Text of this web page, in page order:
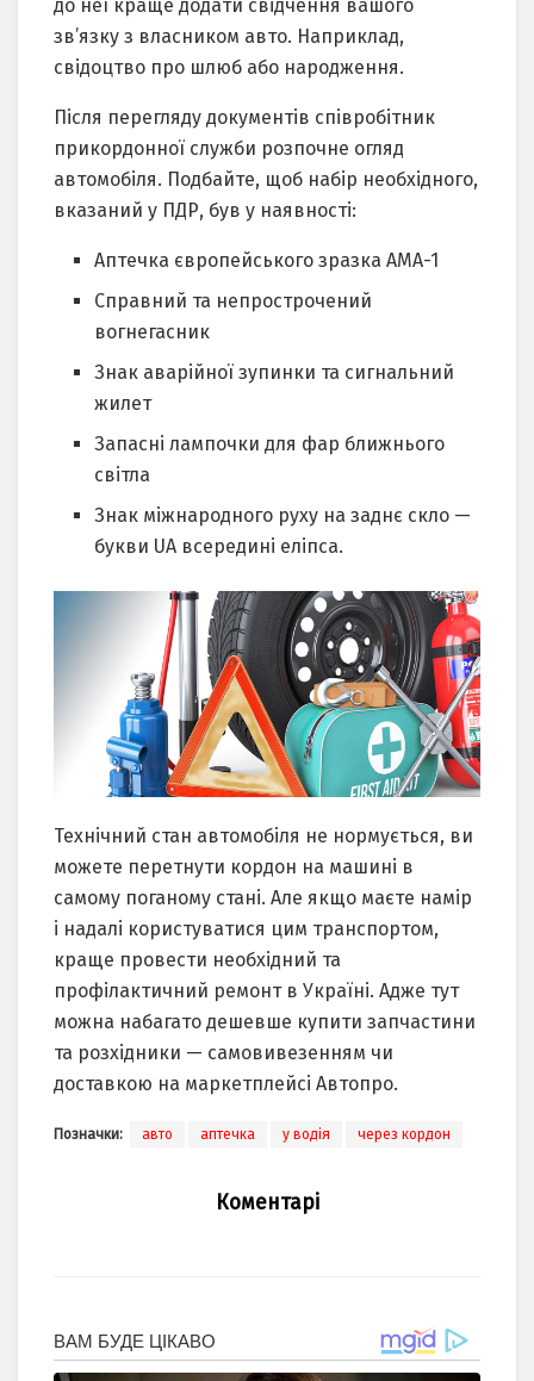
до неї краще додати свідчення вашого
зв’язку з власником авто. Наприклад,
свідоцтво про шлюб або народження.
Після перегляду документів співробітник
прикордонної служби розпочне огляд
автомобіля. Подбайте, щоб набір необхідного,
вказаний у ПДР, був у наявності:
Аптечка європейського зразка АМА-1
Справний та непрострочений
вогнегасник
Знак аварійної зупинки та сигнальний
жилет
Запасні лампочки для фар ближнього
світла
Знак міжнародного руху на заднє скло —
букви UA всередині еліпса.
Технічний стан автомобіля не нормується, ви
можете перетнути кордон на машині в
самому поганому стані. Але якщо маєте намір
і надалі користуватися цим транспортом,
краще провести необхідний та
профілактичний ремонт в Україні. Адже тут
можна набагато дешевше купити запчастини
та розхідники — самовивезенням чи
доставкою на маркетплейсі Автопро.
Позначки: авто аптечка у водія через кордон
Коментарі